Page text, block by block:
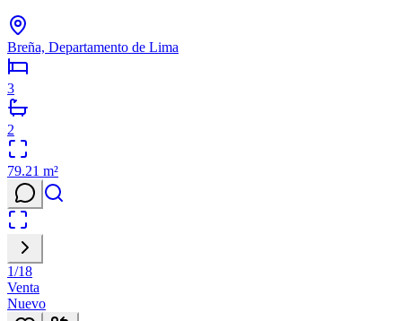
Breña, Departamento de Lima
3
2
79.21 m²
1/18
Venta
Nuevo